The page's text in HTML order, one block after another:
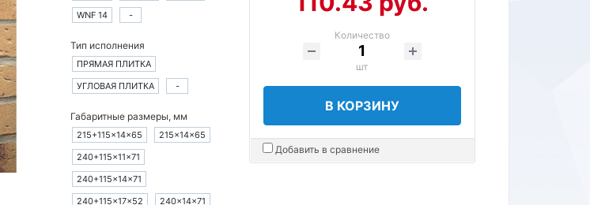
WNF 14
-
Тип исполнения
ПРЯМАЯ ПЛИТКА
УГЛОВАЯ ПЛИТКА
-
Габаритные размеры, мм
215+115×14×65
215×14×65
240+115×11×71
240+115×14×71
240+115×17×52
240×14×71
Количество
шт
В КОРЗИНУ
Добавить в сравнение